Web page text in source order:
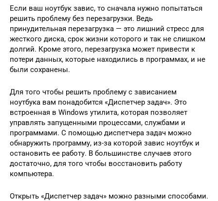
Если ваш ноутбук завис, то сначала нужно попытаться
решить проблему без перезагрузки. Ведь
принудительная перезагрузка — это лишний стресс для
жесткого диска, срок жизни которого и так не слишком
долгий. Кроме этого, перезагрузка может привести к
потери данных, которые находились в программах, и не
были сохранены.
Для того чтобы решить проблему с зависанием
ноутбука вам понадобится «Диспетчер задач». Это
встроенная в Windows утилита, которая позволяет
управлять запущенными процессами, службами и
программами. С помощью диспетчера задач можно
обнаружить программу, из-за которой завис ноутбук и
остановить ее работу. В большинстве случаев этого
достаточно, для того чтобы восстановить работу
компьютера.
Открыть «Диспетчер задач» можно разными способами.